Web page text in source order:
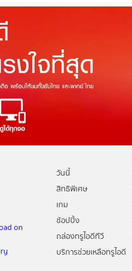
วันนี้
สิทธิพิเศษ
เกม
ช้อปปิ้ง
กล่องทรูไอดีทีวี
บริการช่วยเหลือทรูไอดี